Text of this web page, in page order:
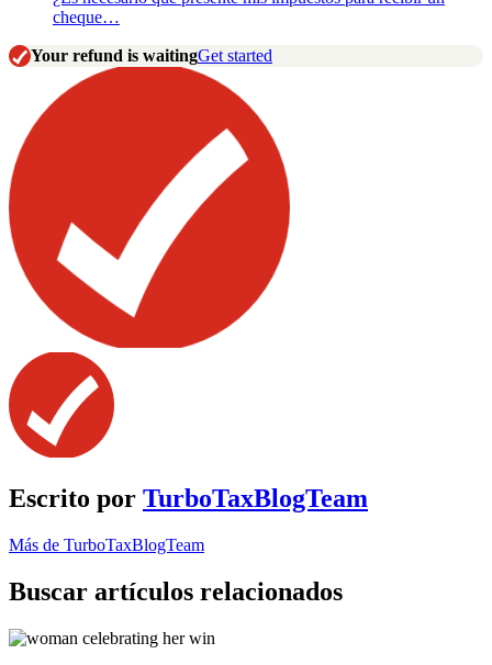
cheque…
Your refund is waitingGet started
Escrito por TurboTaxBlogTeam
Más de TurboTaxBlogTeam
Buscar artículos relacionados